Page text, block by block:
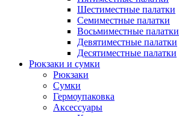
Шестиместные палатки
Семиместные палатки
Восьмиместные палатки
Девятиместные палатки
Десятиместные палатки
Рюкзаки и сумки
Рюкзаки
Сумки
Гермоупаковка
Аксессуары